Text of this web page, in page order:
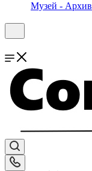
Музей - Архив